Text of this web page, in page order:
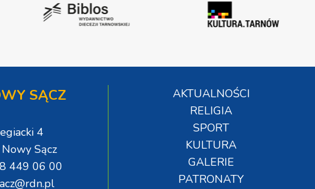
SĄCZ
4
Sącz
449 06 00
AKTUALNOŚCI
RELIGIA
SPORT
KULTURA
GALERIE
PATRONATY